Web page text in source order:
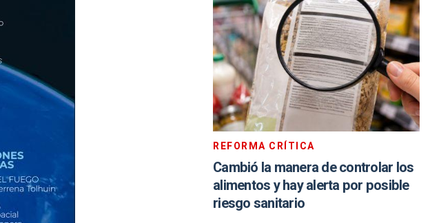
REFORMA CRÍTICA
Cambió la manera de controlar los
alimentos y hay alerta por posible
riesgo sanitario